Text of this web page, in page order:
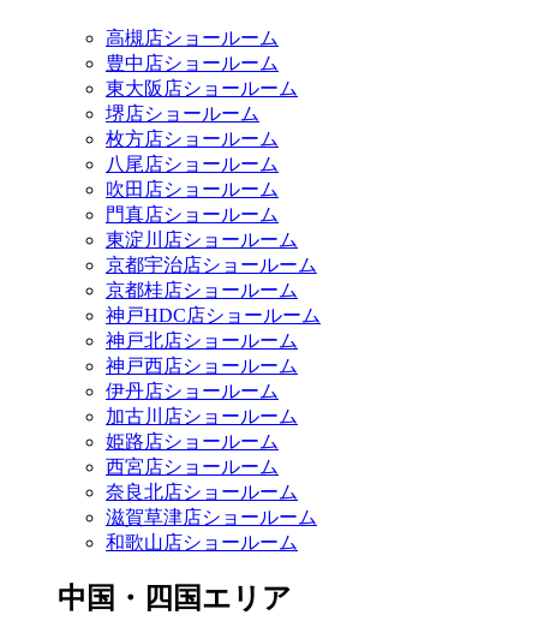
高槻店ショールーム
豊中店ショールーム
東大阪店ショールーム
堺店ショールーム
枚方店ショールーム
八尾店ショールーム
吹田店ショールーム
門真店ショールーム
東淀川店ショールーム
京都宇治店ショールーム
京都桂店ショールーム
神戸HDC店ショールーム
神戸北店ショールーム
神戸西店ショールーム
伊丹店ショールーム
加古川店ショールーム
姫路店ショールーム
西宮店ショールーム
奈良北店ショールーム
滋賀草津店ショールーム
和歌山店ショールーム
中国・四国エリア